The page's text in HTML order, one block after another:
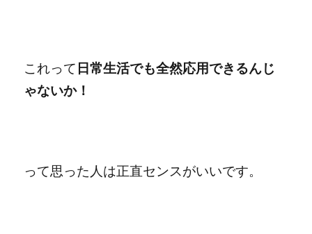
これって 日常生活でも全然応用できるんじ
ゃないか！
って思った人は正直センスがいいです。